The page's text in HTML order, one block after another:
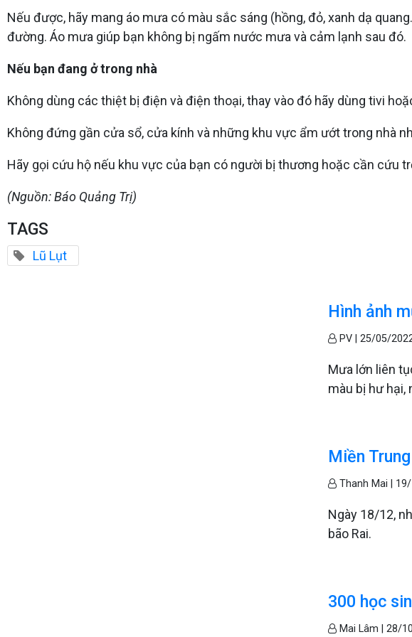
Nếu được, hãy mang áo mưa có màu sắc sáng (hồng, đỏ, xanh dạ
đường. Áo mưa giúp bạn không bị ngấm nước mưa và cảm lạnh sau đó.
Nếu bạn đang ở trong nhà
Không dùng các thiệt bị điện và điện thoại, thay vào đó hãy dùng tivi
Không đứng gần cửa sổ, cửa kính và những khu vực ẩm ướt trong nhà
Hãy gọi cứu hộ nếu khu vực của bạn có người bị thương hoặc cần cứu
(Nguồn: Báo Quảng Trị)
TAGS
Lũ Lụt
Hình ảnh
PV |25/05/
Mưa lớn liên
màu bị hư hại,
Miền
Thanh Mai |
Ngày 18/12,
bão Rai.
300 học
Mai Lâm |28/